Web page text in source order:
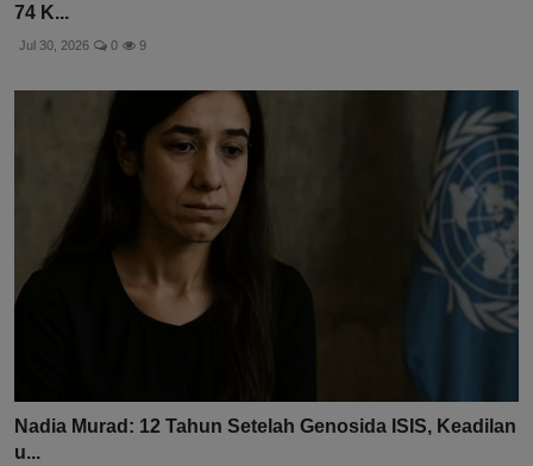
74 K...
Jul 30, 2026 0 9
Nadia Murad: 12 Tahun Setelah Genosida ISIS, Keadilan
u...